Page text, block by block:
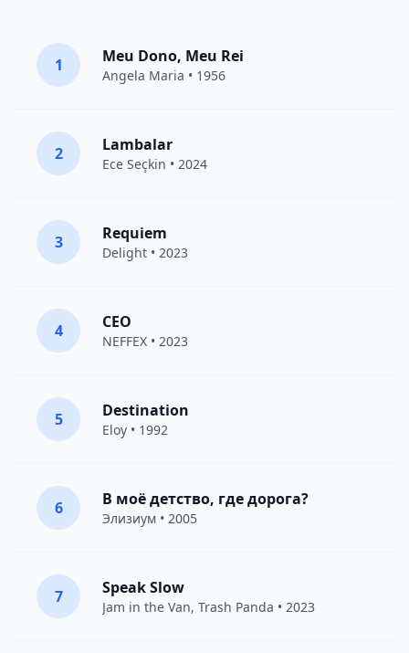
1 Meu Dono, Meu Rei
Angela Maria • 1956
2 Lambalar
Ece Seçkin • 2024
3 Requiem
Delight • 2023
4 CEO
NEFFEX • 2023
5 Destination
Eloy • 1992
6 В моё детство, где дорога?
Элизиум • 2005
7 Speak Slow
Jam in the Van, Trash Panda • 2023